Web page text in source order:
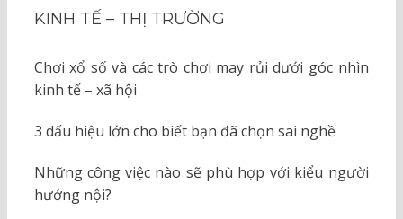
KINH TẾ – THỊ TRƯỜNG
Chơi xổ số và các trò chơi may rủi dưới góc nhìn
kinh tế – xã hội
3 dấu hiệu lớn cho biết bạn đã chọn sai nghề
Những công việc nào sẽ phù hợp với kiểu người
hướng nội?